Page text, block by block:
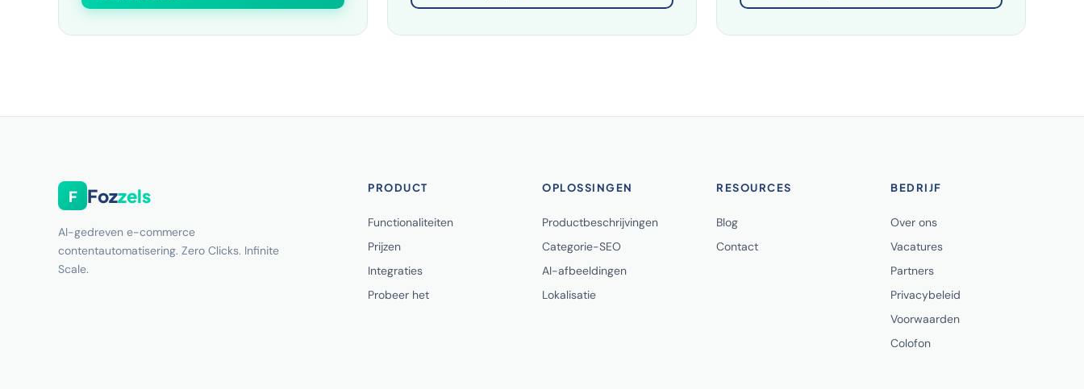
F Fozzels
AI-gedreven e-commerce
contentautomatisering. Zero Clicks. Infinite
Scale.
PRODUCT
Functionaliteiten
Prijzen
Integraties
Probeer het
OPLOSSINGEN
Productbeschrijvingen
Categorie-SEO
AI-afbeeldingen
Lokalisatie
RESOURCES
Blog
Contact
BEDRIJF
Over ons
Vacatures
Partners
Privacybeleid
Voorwaarden
Colofon